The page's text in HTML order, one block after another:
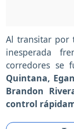
Al transitar por
inesperada
corredores se
Quintana,
Brandon
control